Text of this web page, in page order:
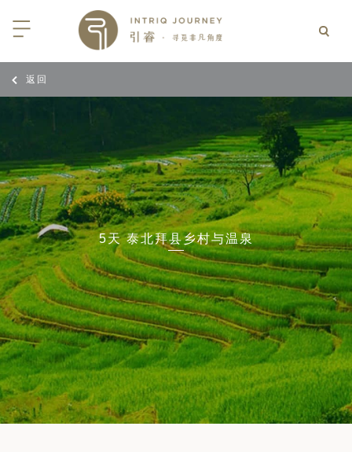
陆
非
加索
中美洲
蒙
伯
合酋长国
坦
斯坦
斯坦
加
和黑塞哥维那
三重奏: 野性、山海与醇香（2026
日-9月25日）
大丘吉尔北极熊、白鲸与飞鸟
7月14日 – 7月21日）
其东部之旅：穿越古老的景观
5月5日 – 15日）
索拼图: 阿塞拜疆, 格鲁吉亚 & 亚
2026年5月15日-27日）
加斯加空中游猎 （2026年6月1
）
干地区的希腊与罗马遗产 – 奥尔
行（2026年6月1日 – 13日）
牙比利牛斯山道与巴斯克雅致旅程
| AMANWELLA印度洋锡兰时光
｜文华东方迪沙鲁海岸THE
酒店
｜阿玛哈豪华精选沙漠度假村及水
｜ 不丹COMO UMA 喜马拉雅深处
｜卓美亚阿拉伯港酒店
伙伴
返回
5天 泰北拜县乡村与温泉